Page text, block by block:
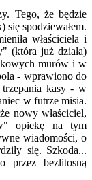
Tego, że będzie
się spodziewałem.
właściciela i
(która już działa)
murów i w
- wprawiono do
kasy - w
w futrze misia.
nowy właściciel,
opiekę na tym
wiadomości, o
się. Szkoda...
przez bezlitosną